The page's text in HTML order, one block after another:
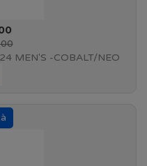
MEN'S -COBALT/NEO
110437 1B 434